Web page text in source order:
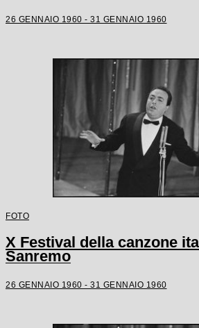
26 GENNAIO 1960 - 31 GENNAIO 1960
FOTO
X Festival della canzone
Sanremo
26 GENNAIO 1960 - 31 GENNAIO 1960